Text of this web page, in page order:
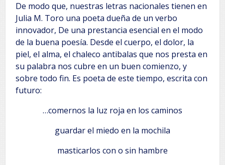
De modo que, nuestras letras nacionales tienen en
Julia M. Toro una poeta dueña de un verbo
innovador, De una prestancia esencial en el modo
de la buena poesía. Desde el cuerpo, el dolor, la
piel, el alma, el chaleco antibalas que nos presta en
su palabra nos cubre en un buen comienzo, y
sobre todo fin. Es poeta de este tiempo, escrita con
futuro:
…comernos la luz roja en los caminos
guardar el miedo en la mochila
masticarlos con o sin hambre